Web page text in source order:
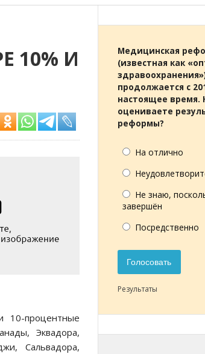
10% И
10-процентные
Эквадора,
Сальвадора,
Медицинская
(известная как
продолжается с
настоящее время.
оцениваете
реформы?
На отлично
Не знаю,
завершён
Посредственно
Голосовать
Результаты